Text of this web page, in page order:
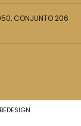
CONJUNTO 206